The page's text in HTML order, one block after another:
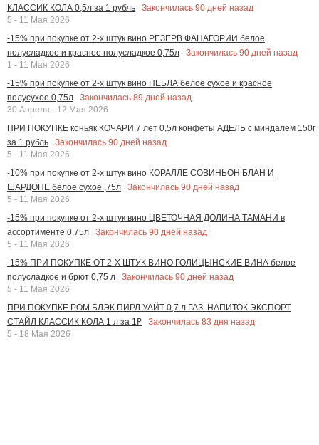
КЛАССИК КОЛА 0,5л за 1 рубль
Закончилась 90 дней назад
5 - 11 Мая 2026
-15% при покупке от 2-х штук вино РЕЗЕРВ ФАНАГОРИИ белое
полусладкое и красное полусладкое 0,75л
Закончилась 90 дней назад
1 - 11 Мая 2026
-15% при покупке от 2-х штук вино НЕБЛА белое сухое и красное
полусухое 0,75л
Закончилась 89 дней назад
30 Апреля - 12 Мая 2026
ПРИ ПОКУПКЕ коньяк КОЧАРИ 7 лет 0,5л конфеты АДЕЛЬ с миндалем 150г
за 1 рубль
Закончилась 90 дней назад
5 - 11 Мая 2026
-10% при покупке от 2-х штук вино КОРАЛЛЕ СОВИНЬОН БЛАН И
ШАРДОНЕ белое сухое ,75л
Закончилась 90 дней назад
5 - 11 Мая 2026
-15% при покупке от 2-х штук вино ЦВЕТОЧНАЯ ДОЛИНА ТАМАНИ в
ассортименте 0,75л
Закончилась 90 дней назад
5 - 11 Мая 2026
-15% ПРИ ПОКУПКЕ ОТ 2-Х ШТУК ВИНО ГОЛИЦЫНСКИЕ ВИНА белое
полусладкое и брют 0,75 л
Закончилась 90 дней назад
5 - 11 Мая 2026
ПРИ ПОКУПКЕ РОМ БЛЭК ПИРЛ УАЙТ 0,7 л ГАЗ. НАПИТОК ЭКСПОРТ
СТАЙЛ КЛАССИК КОЛА 1 л за 1₽
Закончилась 83 дня назад
5 - 18 Мая 2026